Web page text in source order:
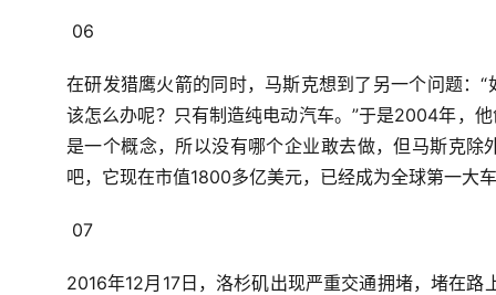
06
在研发猎鹰火箭的同时， 马斯克想到了另一个问题：“
该怎么办呢？ 只有制造纯电动汽车。”于是2004年，
是一个概念， 所以没有哪个企业敢去做，但马斯克除
吧， 它现在市值1800多亿美元， 已经成为全球第一大
07
2016年12月17日，洛杉矶出现严重交通拥堵，堵在路